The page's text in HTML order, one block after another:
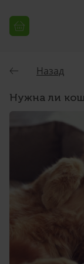
Назад
Нужна ли